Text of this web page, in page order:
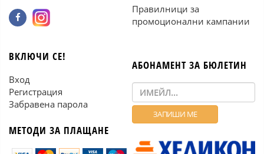
Правилници за
промоционални кампании
ВКЛЮЧИ СЕ!
Вход
Регистрация
Забравена парола
МЕТОДИ ЗА ПЛАЩАНЕ
АБОНАМЕНТ ЗА БЮЛЕТИН